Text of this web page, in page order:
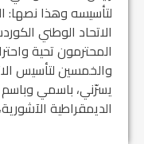
لتأسيسه وهذا نصها:
الاتحاد الوطني
المحترمون تحية
والخمسين لتأسيس
يسرّني، باسمي
الديمقراطية